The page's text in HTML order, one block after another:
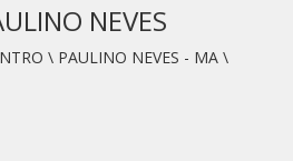
NEVES
\ PAULINO NEVES - MA \